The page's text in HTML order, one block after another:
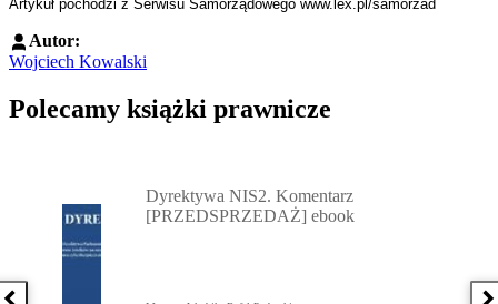
Artykuł pochodzi z Serwisu Samorządowego www.lex.pl/samorzad
Autor:
Wojciech Kowalski
Polecamy książki prawnicze
Dyrektywa NIS2. Komentarz
[PRZEDSPRZEDAŻ] ebook